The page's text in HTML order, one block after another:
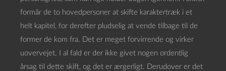
formår de to hovedpersoner at skifte karaktertræk i et
helt kapitel, for derefter pludselig at vende tilbage til de
former de kom fra. Det er meget forvirrende og virker
uovervejet. I al fald er der ikke givet nogen ordentlig
årsag til dette skift, og det er ærgerligt. Derudover er det